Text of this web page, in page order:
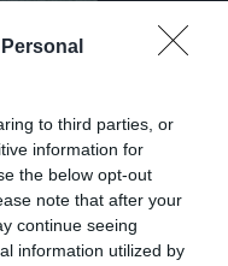
to third parties, or
information for
the below opt-out
note that after your
continue seeing
information utilized by
drone
πυρκαγιών